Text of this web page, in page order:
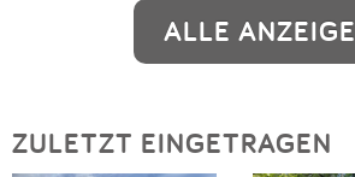
ALLE
ZULETZT EINGETRAGEN